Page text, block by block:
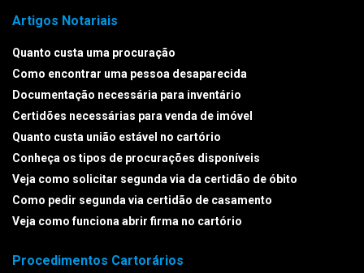
Artigos Notariais
Quanto custa uma procuração
Como encontrar uma pessoa desaparecida
Documentação necessária para inventário
Certidões necessárias para venda de imóvel
Quanto custa união estável no cartório
Conheça os tipos de procurações disponíveis
Veja como solicitar segunda via da certidão de óbito
Como pedir segunda via certidão de casamento
Veja como funciona abrir firma no cartório
Procedimentos Cartorários